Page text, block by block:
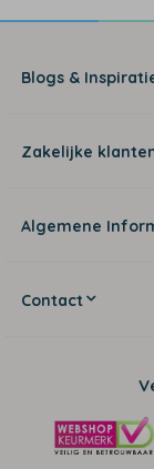
Blogs &
Zakelijke
Algemene
Contact